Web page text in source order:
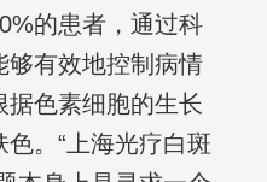
的患者，通过科
够有效地控制病情
据色素细胞的生长
。“上海光疗白斑